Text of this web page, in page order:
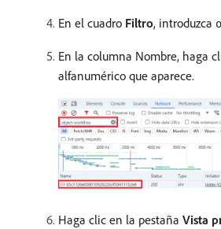
En el cuadro Filtro, introduzca
En la columna Nombre, haga
alfanumérico que aparece.
Haga clic en la pestaña Vista